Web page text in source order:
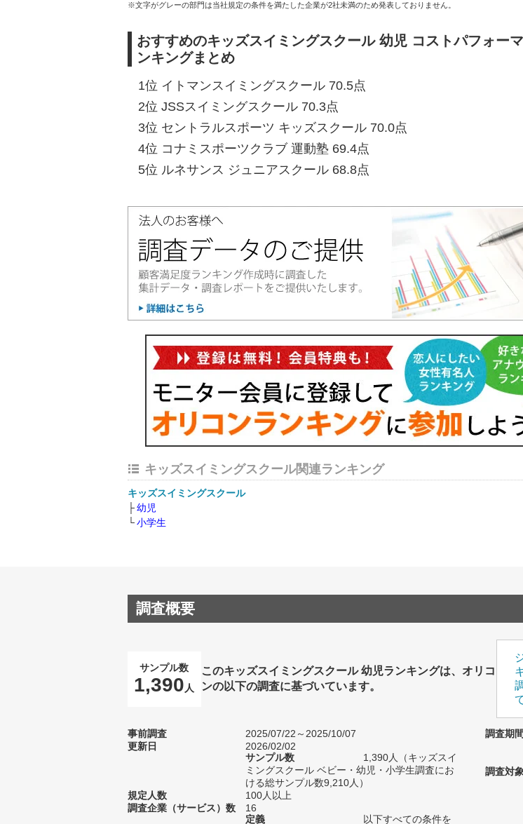
※文字がグレーの部門は当社規定の条件を満たした企業が2社未満のため発表しておりません。
おすすめのキッズスイミングスクール 幼児 コストパフォー
ンキングまとめ
1位 イトマンスイミングスクール 70.5点
2位 JSSスイミングスクール 70.3点
3位 セントラルスポーツ キッズスクール 70.0点
4位 コナミスポーツクラブ 運動塾 69.4点
5位 ルネサンス ジュニアスクール 68.8点
キッズスイミングスクール関連ランキング
キッズスイミングスクール
幼児
小学生
調査概要
サンプル数
1,390 人
このキッズスイミングスクール 幼児ランキングは、オリコ
ンの以下の調査に基づいています。
事前調査
2025/07/22～2025/10/07
更新日
2026/02/02
サンプル数
1,390人（キッズスイ
ミングスクール ベビー・幼児・小学生調査にお
ける総サンプル数9,210人）
規定人数
100人以上
調査企業（サービス）数
16
定義
以下すべての条件を
調査期間
調査対